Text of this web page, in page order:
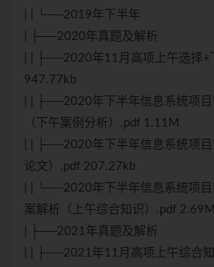
| | └──2019年下半年
| ├──2020年真题及解析
| | ├──2020年11月高项上午选择+
947.77kb
| | ├──2020年下半年信息系统项
（下午案例分析）.pdf 1.11M
| | ├──2020年下半年信息系统项
论文）.pdf 207.27kb
| | └──2020年下半年信息系统项
案解析（上午综合知识）.pdf 2.69M
| ├──2021年真题及解析
| | ├──2021年11月高项上午综合